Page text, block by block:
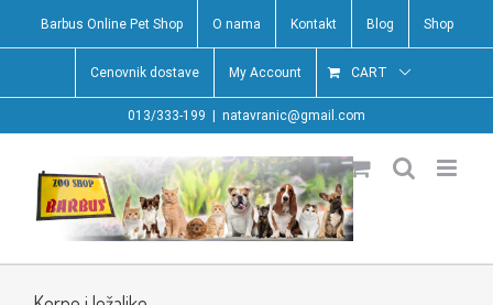
content
Barbus Online Pet Shop O nama Kontakt Blog Shop
Cenovnik dostave My Account CART
013/333-199 natavranic@gmail.com